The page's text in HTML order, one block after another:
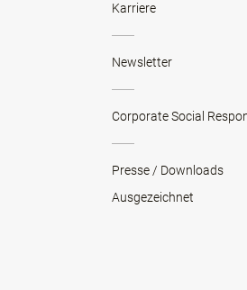
Karriere
Newsletter
Corporate Social
Presse / Downloads
Ausgezeichnet